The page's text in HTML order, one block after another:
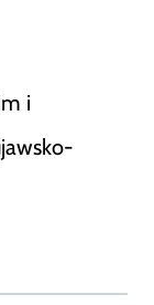
i